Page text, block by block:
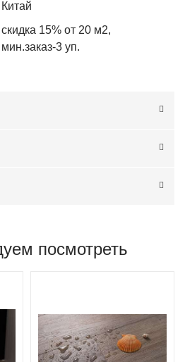
Китай
скидка 15% от 20 м2,
мин.заказ-3 уп.
посмотреть